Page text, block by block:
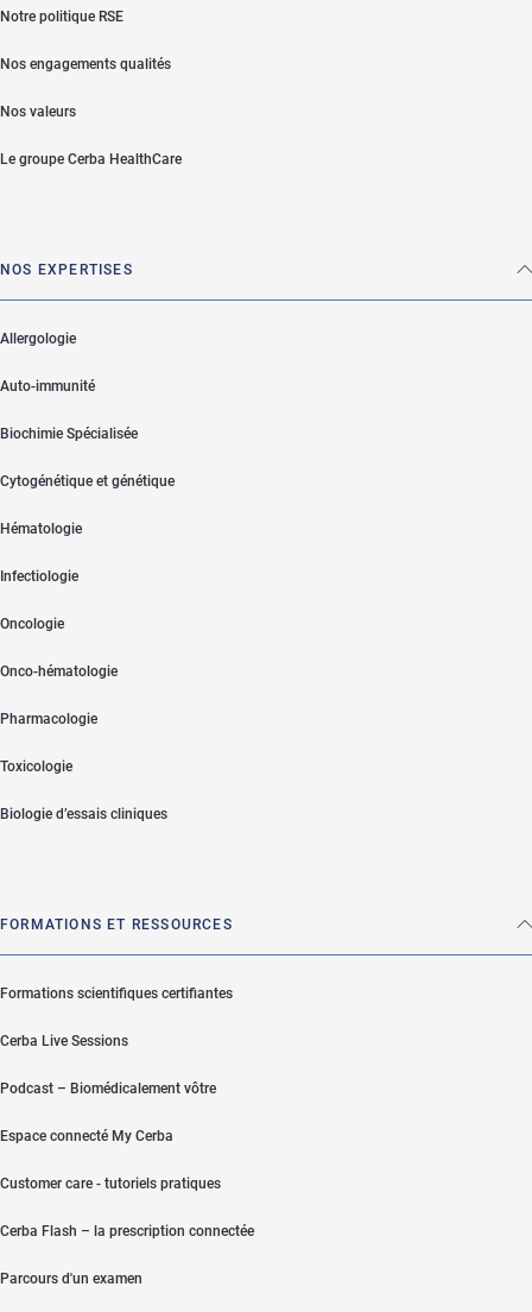
Notre politique RSE
Nos engagements qualités
Nos valeurs
Le groupe Cerba HealthCare
NOS EXPERTISES
Allergologie
Auto-immunité
Biochimie Spécialisée
Cytogénétique et génétique
Hématologie
Infectiologie
Oncologie
Onco-hématologie
Pharmacologie
Toxicologie
Biologie d’essais cliniques
FORMATIONS ET RESSOURCES
Formations scientifiques certifiantes
Cerba Live Sessions
Podcast – Biomédicalement vôtre
Espace connecté My Cerba
Customer care - tutoriels pratiques
Cerba Flash – la prescription connectée
Parcours d'un examen